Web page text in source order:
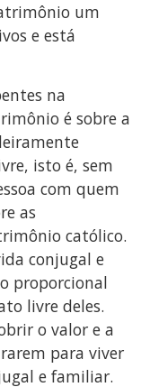
um
e está
na
é sobre a
isto é, sem
com quem
as
católico.
conjugal e
proporcional
livre deles.
o valor e a
para viver
e familiar.